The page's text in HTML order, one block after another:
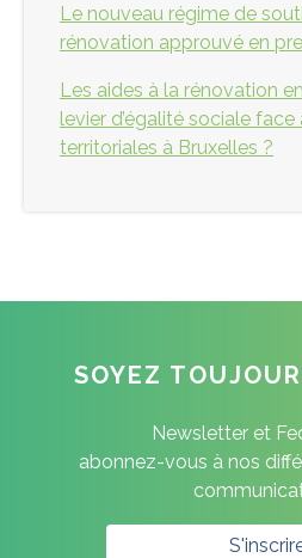
Le nouveau régime de
rénovation approuvé en
Les aides à la rénovation
levier d’égalité sociale
territoriales à Bruxelles ?
SOYEZ
Newsletter et
abonnez-vous à nos